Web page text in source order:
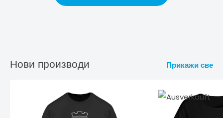
Нови производи Прикажи све